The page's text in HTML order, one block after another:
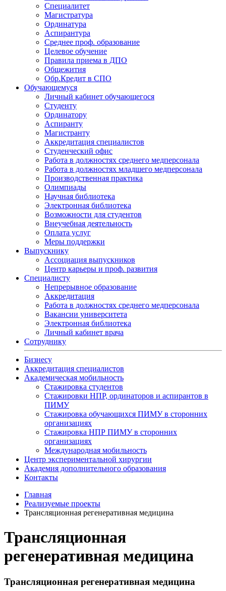
Специалитет
Магистратура
Ординатура
Аспирантура
Среднее проф. образование
Целевое обучение
Правила приема в ДПО
Общежития
Обр.Кредит в СПО
Обучающемуся
Личный кабинет обучающегося
Студенту
Ординатору
Аспиранту
Магистранту
Аккредитация специалистов
Студенческий офис
Работа в должностях среднего медперсонала
Работа в должностях младшего медперсонала
Производственная практика
Олимпиады
Научная библиотека
Электронная библиотека
Возможности для студентов
Внеучебная деятельность
Оплата услуг
Меры поддержки
Выпускнику
Ассоциация выпускников
Центр карьеры и проф. развития
Специалисту
Непрерывное образование
Аккредитация
Работа в должностях среднего медперсонала
Вакансии университета
Электронная библиотека
Личный кабинет врача
Сотруднику
Бизнесу
Аккредитация специалистов
Академическая мобильность
Стажировка студентов
Стажировки НПР, ординаторов и аспирантов в
ПИМУ
Стажировка обучающихся ПИМУ в сторонних
организациях
Стажировка НПР ПИМУ в сторонних
организациях
Международная мобильность
Центр экспериментальной хирургии
Академия дополнительного образования
Контакты
Главная
Реализуемые проекты
Трансляционная регенеративная медицина
Трансляционная
регенеративная медицина
Трансляционная регенеративная медицина